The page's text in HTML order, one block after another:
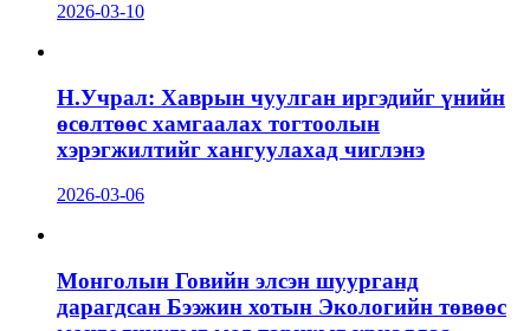
2026-03-10
Н.Учрал: Хаврын чуулган иргэдийг үнийн
өсөлтөөс хамгаалах тогтоолын
хэрэгжилтийг хангуулахад чиглэнэ
2026-03-06
Монголын Говийн элсэн шуурганд
дарагдсан Бээжин хотын Экологийн төвөөс